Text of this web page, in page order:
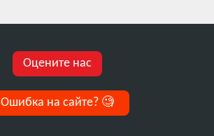
Оцените нас
Ошибка на сайте? 🧐